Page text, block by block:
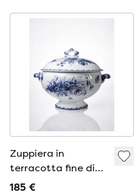
Zuppiera in
terracotta fine di
Sarreguemines,
185 €